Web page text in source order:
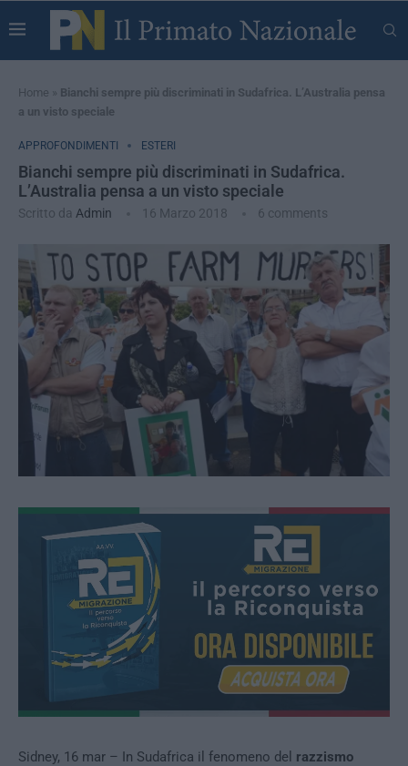
Home » Bianchi sempre più discriminati in Sudafrica. L’Australia pensa
a un visto speciale
APPROFONDIMENTI ESTERI
Bianchi sempre più discriminati in Sudafrica.
L’Australia pensa a un visto speciale
Scritto da Admin 16 Marzo 2018 6 comments
Sidney, 16 mar – In Sudafrica il fenomeno del razzismo